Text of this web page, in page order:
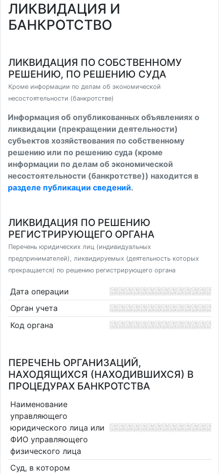
ЛИКВИДАЦИЯ И
БАНКРОТСТВО
ЛИКВИДАЦИЯ ПО СОБСТВЕННОМУ
РЕШЕНИЮ, ПО РЕШЕНИЮ СУДА
Кроме информации по делам об экономической
несостоятельности (банкротстве)
Информация об опубликованных объявлениях о
ликвидации (прекращении деятельности)
субъектов хозяйствования по собственному
решению или по решению суда (кроме
информации по делам об экономической
несостоятельности (банкротстве)) находится в
разделе публикации сведений.
ЛИКВИДАЦИЯ ПО РЕШЕНИЮ
РЕГИСТРИРУЮЩЕГО ОРГАНА
Перечень юридических лиц (индивидуальных
предпринимателей), ликвидируемых (деятельность которых
прекращается) по решению регистрирующего органа
Дата операции
Орган учета
Код органа
ПЕРЕЧЕНЬ ОРГАНИЗАЦИЙ,
НАХОДЯЩИХСЯ (НАХОДИВШИХСЯ) В
ПРОЦЕДУРАХ БАНКРОТСТВА
Наименование
управляющего
юридического лица или
ФИО управляющего
физического лица
Суд, в котором